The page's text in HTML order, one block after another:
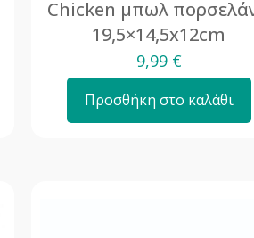
Chicken μπωλ
19,5×14,5x12cm
9,99 €
Προσθήκη στο καλάθι